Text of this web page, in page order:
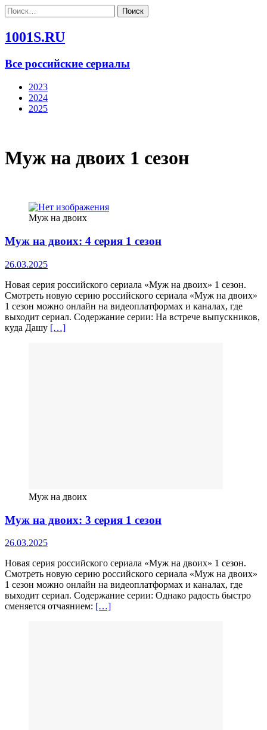
Найти:
1001S.RU
Все российские сериалы
2023
2024
2025
Муж на двоих 1 сезон
Муж на двоих
Муж на двоих: 4 серия 1 сезон
26.03.2025
Новая серия российского сериала «Муж на двоих» 1 сезон.
Смотреть новую серию российского сериала «Муж на двоих»
1 сезон можно онлайн на видеоплатформах и каналах, где
выходит сериал. Содержание серии: На встрече выпускников,
куда Дашу […]
Муж на двоих
Муж на двоих: 3 серия 1 сезон
26.03.2025
Новая серия российского сериала «Муж на двоих» 1 сезон.
Смотреть новую серию российского сериала «Муж на двоих»
1 сезон можно онлайн на видеоплатформах и каналах, где
выходит сериал. Содержание серии: Однако радость быстро
сменяется отчаянием: […]